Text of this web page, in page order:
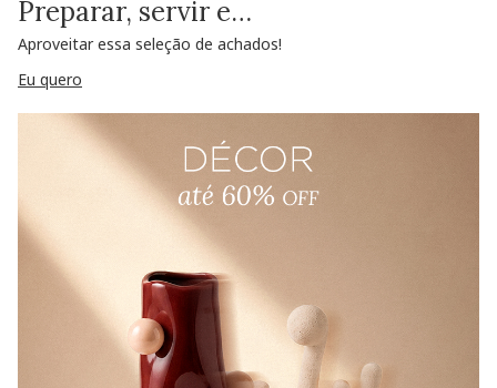
Preparar, servir e…
Aproveitar essa seleção de achados!
Eu quero